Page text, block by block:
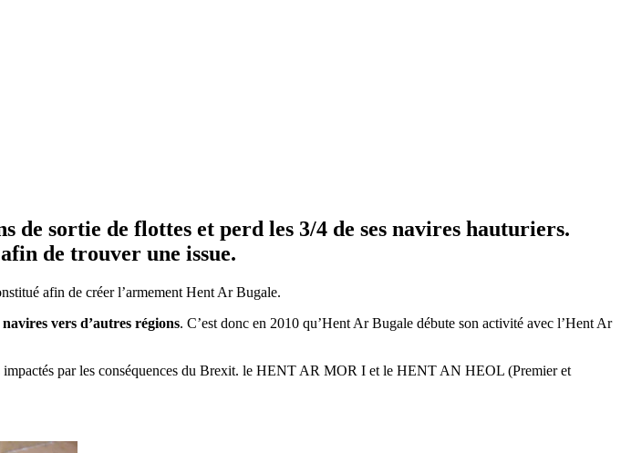
de sortie de flottes et perd les 3/4 de ses navires hauturiers.
de trouver une issue.
afin de créer l’armement Hent Ar Bugale.
vers d’autres régions. C’est donc en 2010 qu’Hent Ar Bugale débute son activité avec l’Hent Ar
impactés par les conséquences du Brexit. le HENT AR MOR I et le HENT AN HEOL (Premier et